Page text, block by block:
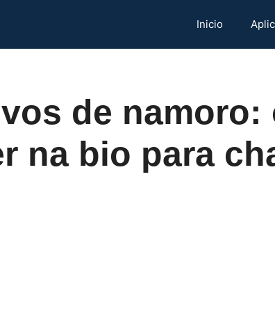
Inicio
de namoro:
na bio para